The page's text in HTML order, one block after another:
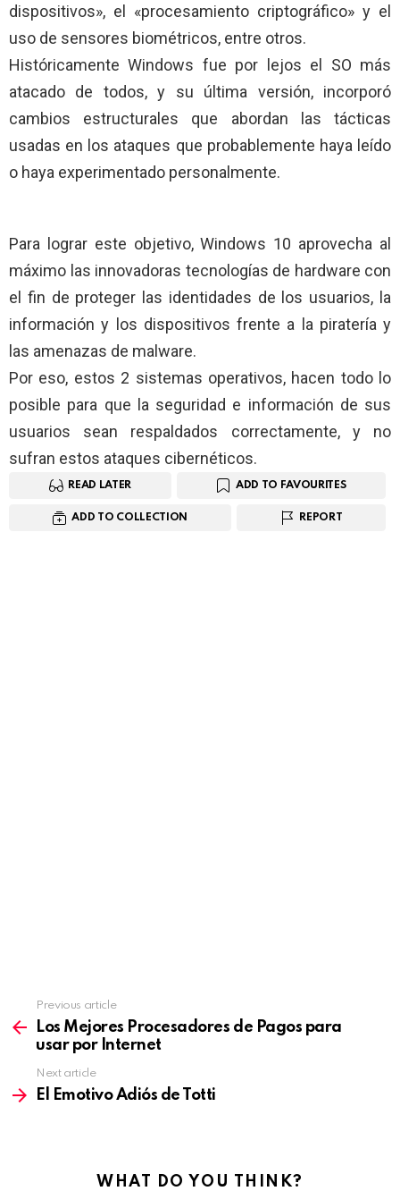
dispositivos», el «procesamiento criptográfico» y el
uso de sensores biométricos, entre otros.
Históricamente Windows fue por lejos el SO más
atacado de todos, y su última versión, incorporó
cambios estructurales que abordan las tácticas
usadas en los ataques que probablemente haya leído
o haya experimentado personalmente.
Para lograr este objetivo, Windows 10 aprovecha al
máximo las innovadoras tecnologías de hardware con
el fin de proteger las identidades de los usuarios, la
información y los dispositivos frente a la piratería y
las amenazas de malware.
Por eso, estos 2 sistemas operativos, hacen todo lo
posible para que la seguridad e información de sus
usuarios sean respaldados correctamente, y no
sufran estos ataques cibernéticos.
READ LATER ADD TO FAVOURITES
ADD TO COLLECTION REPORT
more
Previous article
Los Mejores Procesadores de Pagos para
usar por Internet
Next article
El Emotivo Adiós de Totti
WHAT DO YOU THINK?